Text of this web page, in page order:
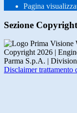
Pagina
Sezione Copyright
Copyright 2026 |
Parma S.p.A. |
Disclaimer trattamento